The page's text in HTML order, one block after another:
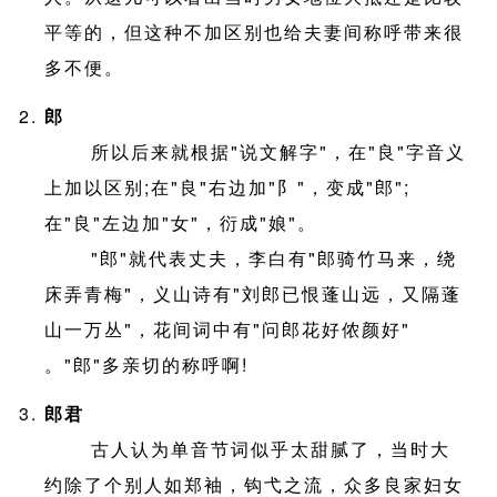
平等的，但这种不加区别也给夫妻间称呼带来很
多不便。
郎
所以后来就根据"说文解字"，在"良"字音义
上加以区别;在"良"右边加"阝"，变成"郎";
在"良"左边加"女"，衍成"娘"。
"郎"就代表丈夫，李白有"郎骑竹马来，绕
床弄青梅"，义山诗有"刘郎已恨蓬山远，又隔蓬
山一万丛"，花间词中有"问郎花好侬颜好"
。"郎"多亲切的称呼啊!
郎君
古人认为单音节词似乎太甜腻了，当时大
约除了个别人如郑袖，钩弋之流，众多良家妇女